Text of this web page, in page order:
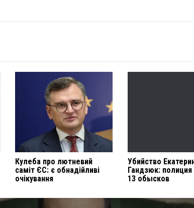
Кулеба про лютневий
саміт ЄС: є обнадійливі
очікування
Убийство
Гандзюк:
13 обысков